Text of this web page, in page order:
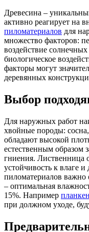
Древесина –
активно реагирует на
пиломатериалов для
множество факторов:
воздействие
биологическое
факторы могут
деревянных
Выбор
Для наружных работ
хвойные породы:
обладают высокой
естественным образом
гниения. Лиственница
устойчивость к влаге
пиломатериалов важно
– оптимальная
15%. Например планкен
при должном уходе,